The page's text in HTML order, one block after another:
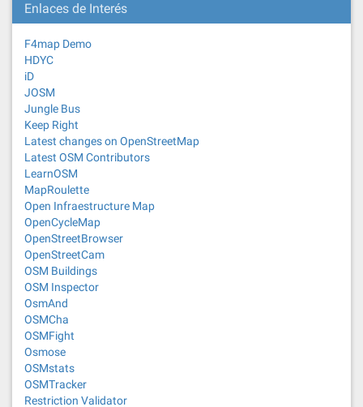
Enlaces de Interés
F4map Demo
HDYC
iD
JOSM
Jungle Bus
Keep Right
Latest changes on OpenStreetMap
Latest OSM Contributors
LearnOSM
MapRoulette
Open Infraestructure Map
OpenCycleMap
OpenStreetBrowser
OpenStreetCam
OSM Buildings
OSM Inspector
OsmAnd
OSMCha
OSMFight
Osmose
OSMstats
OSMTracker
Restriction Validator